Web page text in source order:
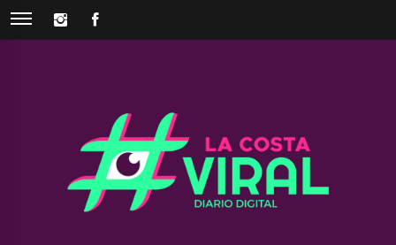
Skip
INSTAGRAM